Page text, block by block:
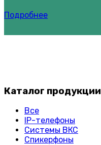
Подробнее
Каталог продукции
Все
IP-телефоны
Системы ВКС
Спикерфоны